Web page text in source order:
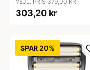
VEJL. PRIS 379,00 KR
303,20 kr
SPAR 20%